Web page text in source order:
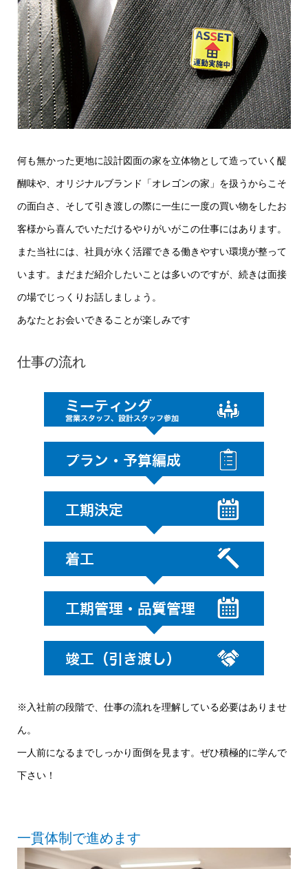
何も無かった更地に設計図面の家を立体物として造っていく醍
醐味や、オリジナルブランド「オレゴンの家」を扱うからこそ
の面白さ、そして引き渡しの際に一生に一度の買い物をしたお
客様から喜んでいただけるやりがいがこの仕事にはあります。
また当社には、社員が永く活躍できる働きやすい環境が整って
います。まだまだ紹介したいことは多いのですが、続きは面接
の場でじっくりお話しましょう。
あなたとお会いできることが楽しみです
仕事の流れ
※入社前の段階で、仕事の流れを理解している必要はありませ
ん。
一人前になるまでしっかり面倒を見ます。ぜひ積極的に学んで
下さい！
一貫体制で進めます